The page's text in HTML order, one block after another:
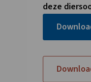
deze